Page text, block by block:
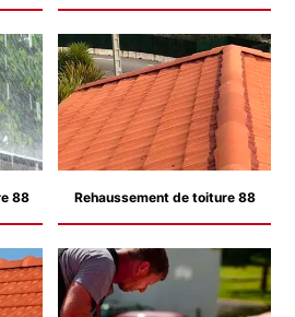
88 Rehaussement de toiture 88